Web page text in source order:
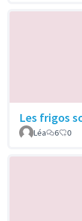
Les frigos
Léa
6 0